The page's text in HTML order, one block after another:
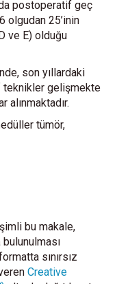
postoperatif geç
olgudan 25’inin
ve E) olduğu
son yıllardaki
gelişmekte
alınmaktadır.
tümör,
bu makale,
sınırsız
Creative